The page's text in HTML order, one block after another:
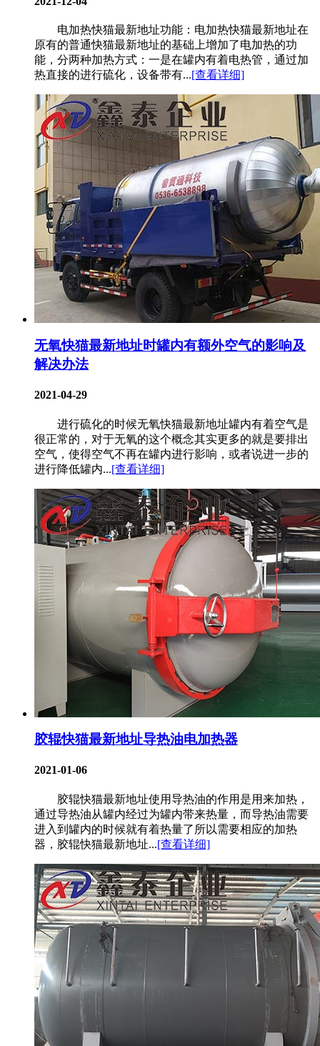
电加热快猫最新地址功能：电加热快猫最新地址在
原有的普通快猫最新地址的基础上增加了电加热的功
能，分两种加热方式：一是在罐内有着电热管，通过加
热直接的进行硫化，设备带有...[查看详细]
无氧快猫最新地址时罐内有额外空气的影响及
解决办法
2021-04-29
进行硫化的时候无氧快猫最新地址罐内有着空气是
很正常的，对于无氧的这个概念其实更多的就是要排出
空气，使得空气不再在罐内进行影响，或者说进一步的
进行降低罐内...[查看详细]
胶辊快猫最新地址导热油电加热器
2021-01-06
胶辊快猫最新地址使用导热油的作用是用来加热，
通过导热油从罐内经过为罐内带来热量，而导热油需要
进入到罐内的时候就有着热量了所以需要相应的加热
器，胶辊快猫最新地址...[查看详细]